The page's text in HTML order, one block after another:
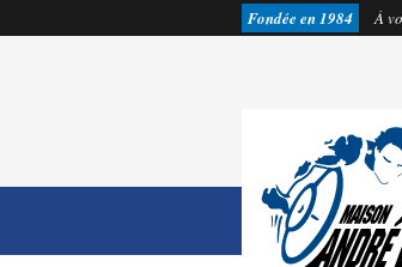
Fondée en 1984 À